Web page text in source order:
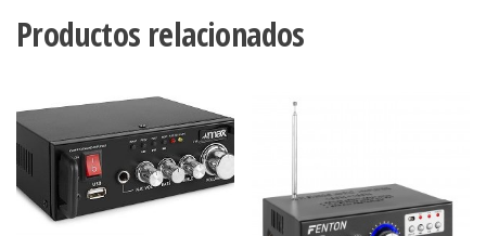
Productos relacionados